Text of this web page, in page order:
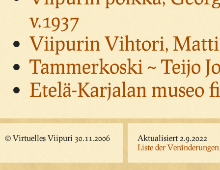
v.1937
Viipurin Vihtori, Matti
Tammerkoski ~ Teijo
Etelä-Karjalan museo
© Virtuelles Viipuri 30.11.2006
Aktualisiert 2.9.2022
Liste der Veränderungen